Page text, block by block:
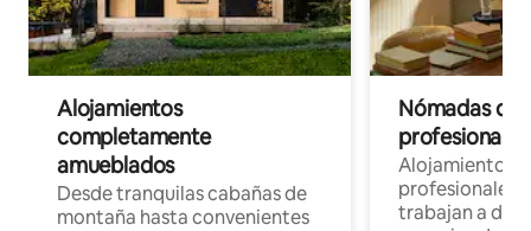
Alojamientos
completamente
amueblados
Desde tranquilas cabañas de
montaña hasta convenientes
Nómadas
Alojamientos
profesionales
trabajan a